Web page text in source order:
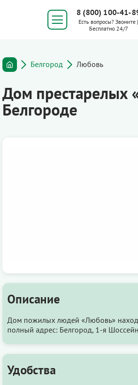
8 (800) 100-41-
Есть вопросы? Звоните |
Бесплатно 24/7
Белгород Любовь
Дом престарелых
Белгороде
Описание
Дом пожилых людей «Любовь»
полный адрес: Белгород, 1-я
Удобства